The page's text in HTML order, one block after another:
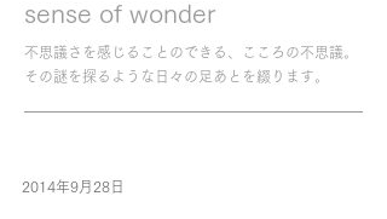
sense of wonder
不思議さを感じることのできる、こころの不思議。
その謎を探るような日々の足あとを綴ります。
2014年9月28日